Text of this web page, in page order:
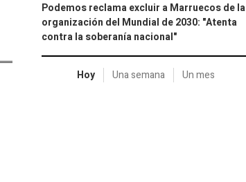
Podemos reclama excluir a Marruecos de la
organización del Mundial de 2030: "Atenta
contra la soberanía nacional"
Hoy Una semana Un mes